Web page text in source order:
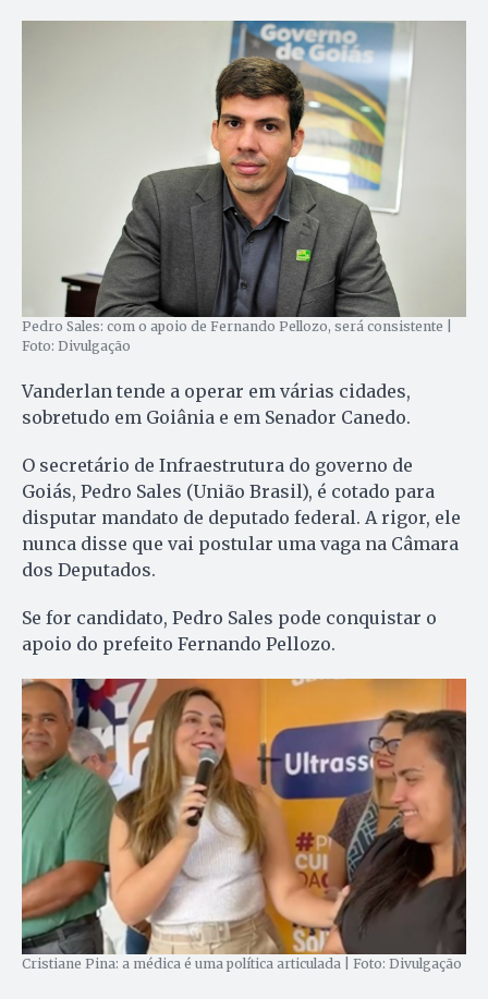
Pedro Sales: com o apoio de Fernando Pellozo, será consistente |
Foto: Divulgação
Vanderlan tende a operar em várias cidades,
sobretudo em Goiânia e em Senador Canedo.
O secretário de Infraestrutura do governo de
Goiás, Pedro Sales (União Brasil), é cotado para
disputar mandato de deputado federal. A rigor, ele
nunca disse que vai postular uma vaga na Câmara
dos Deputados.
Se for candidato, Pedro Sales pode conquistar o
apoio do prefeito Fernando Pellozo.
Cristiane Pina: a médica é uma política articulada | Foto: Divulgação